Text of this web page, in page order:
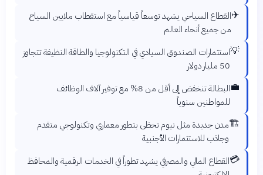
✈️القطاع السياحي يشهد توسعاً قياسياً مع استقطاب ملايين السياح
من جميع أنحاء العالم
💡استثمارات الصندوق السيادي في التكنولوجيا والطاقة النظيفة تتجاوز
50 مليار دولار
💼
البطالة تنخفض إلى أقل من 8% مع توفير آلاف الوظائف
للمواطنين سنوياً
🏗️مدن جديدة مثل نيوم تحظى بتطور معماري وتكنولوجي متقدم
وجاذب للاستثمارات الأجنبية
💳القطاع المالي والمصرفي يشهد تطوراً في الخدمات الرقمية والمحافظ